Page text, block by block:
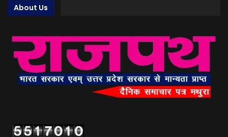
About Us